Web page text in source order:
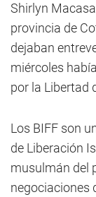
Shirlyn
provincia de
dejaban
miércoles
por la Libertad
Los BIFF son
de Liberación
musulmán del
negociaciones